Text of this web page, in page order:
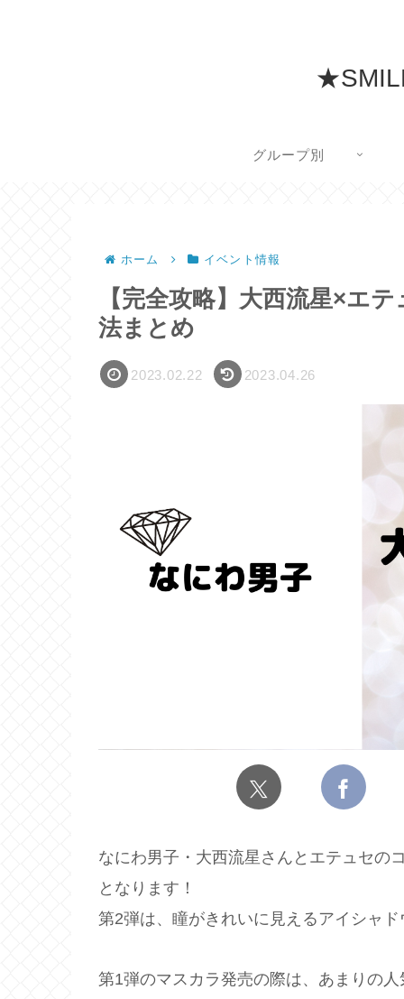
グループ別
ホーム イベント情報
【完全攻略】大西流星×エ
法まとめ
2023.02.22 2023.04.26
なにわ男子・大西流星さんとエテュセの
となります！
第2弾は、瞳がきれいに見えるアイシャ
第1弾のマスカラ発売の際は、あまりの